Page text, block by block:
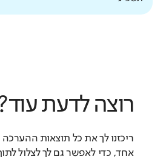
רוצה לדעת
ריכזנו לך את כל תוצאות
אחד, כדי לאפשר גם לך לצלול